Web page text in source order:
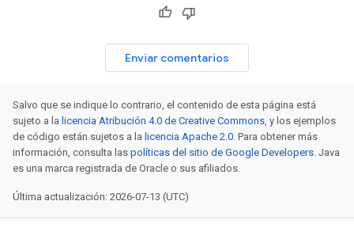
Enviar comentarios
Salvo que se indique lo contrario, el contenido de esta página está
sujeto a la licencia Atribución 4.0 de Creative Commons, y los ejemplos
de código están sujetos a la licencia Apache 2.0. Para obtener más
información, consulta las políticas del sitio de Google Developers. Java
es una marca registrada de Oracle o sus afiliados.
Última actualización: 2026-07-13 (UTC)